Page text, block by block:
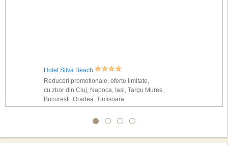
Hotel Silva Beach
Reduceri promotionale, oferte limitate,
cu zbor din Cluj, Napoca, Iasi, Targu Mures,
Bucuresti, Oradea, Timisoara